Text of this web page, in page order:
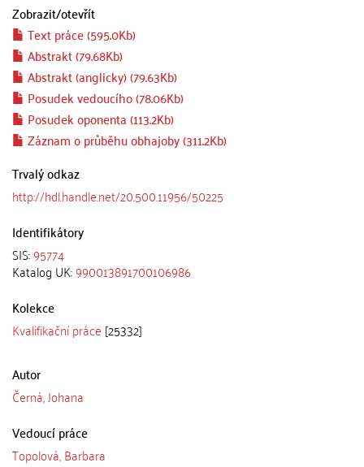
Zobrazit/otevřít
Text práce (595.0Kb)
Abstrakt (79.68Kb)
Abstrakt (anglicky) (79.63Kb)
Posudek vedoucího (78.06Kb)
Posudek oponenta (113.2Kb)
Záznam o průběhu obhajoby (311.2Kb)
Trvalý odkaz
http://hdl.handle.net/20.500.11956/50225
Identifikátory
SIS:95774
Katalog UK:990013891700106986
Kolekce
Kvalifikační práce [25332]
Autor
Černá, Johana
Vedoucí práce
Topolová, Barbara